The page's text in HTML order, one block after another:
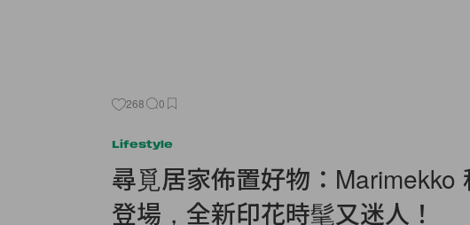
268 0
Lifestyle
尋覓居家佈置好物：Marimekko
登場，全新印花時髦又迷人！